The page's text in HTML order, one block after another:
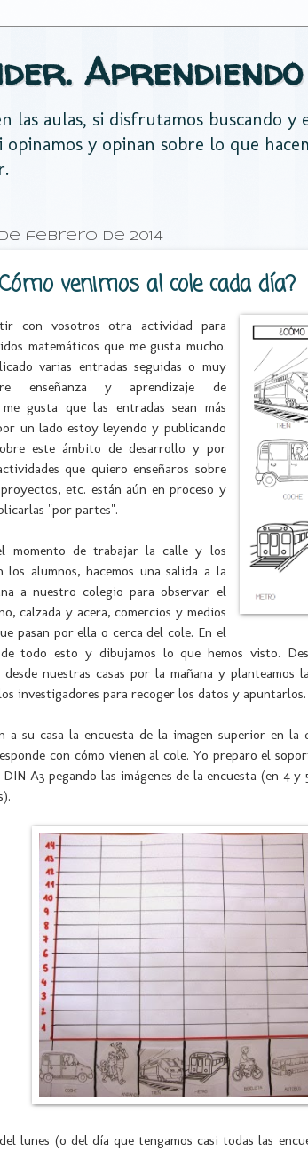
las aulas, si disfrutamos buscando
y opinan sobre lo que
febrero de 2014
venimos al cole cada día?
con vosotros otra actividad para
matemáticos que me gusta mucho.
varias entradas seguidas o muy
enseñanza y aprendizaje de
gusta que las entradas sean más
un lado estoy leyendo y publicando
este ámbito de desarrollo y por
que quiero enseñaros sobre
etc. están aún en proceso y
"por partes".
momento de trabajar la calle y los
los alumnos, hacemos una salida a la
a nuestro colegio para observar el
calzada y acera, comercios y medios
pasan por ella o cerca del cole. En el
todo esto y dibujamos lo que hemos visto.
nuestras casas por la mañana y planteamos
investigadores para recoger los datos y apuntarlos.
a su casa la encuesta de la imagen superior en
con cómo vienen al cole. Yo preparo el
A3 pegando las imágenes de la encuesta (en 4
lunes (o del día que tengamos casi todas las